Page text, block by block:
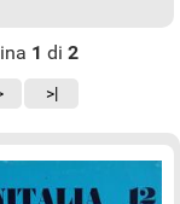
1 di 2
>|